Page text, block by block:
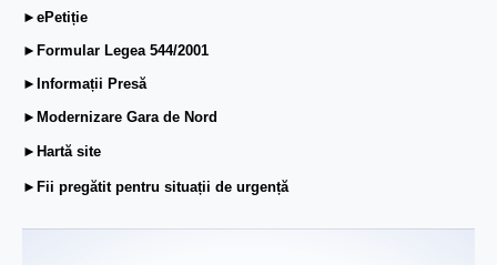
►ePetiție
►Formular Legea 544/2001
►Informații Presă
►Modernizare Gara de Nord
►Hartă site
►Fii pregătit pentru situații de urgență